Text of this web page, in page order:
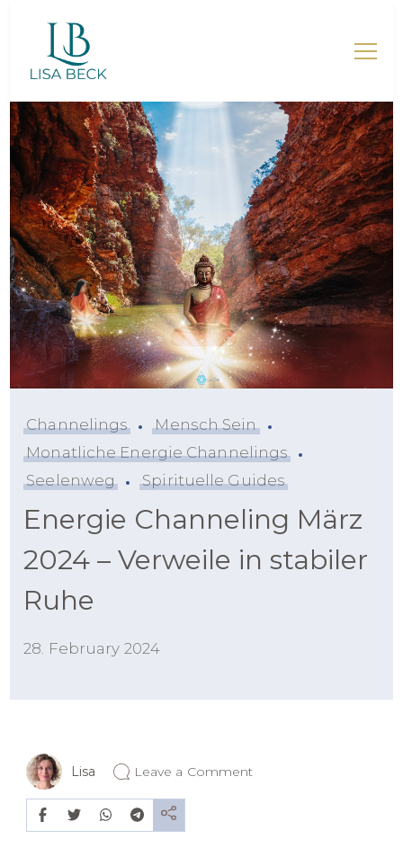
Lisa Beck – Mentorin für
Mütter
Channelings
Mensch Sein
Monatliche Energie Channelings
Seelenweg
Spirituelle Guides
Energie Channeling März
2024 – Verweile in stabiler
Ruhe
28. February 2024
Lisa Leave a Comment